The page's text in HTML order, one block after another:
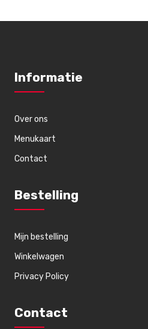
Informatie
Over ons
Menukaart
Contact
Bestelling
Mijn bestelling
Winkelwagen
Privacy Policy
Contact